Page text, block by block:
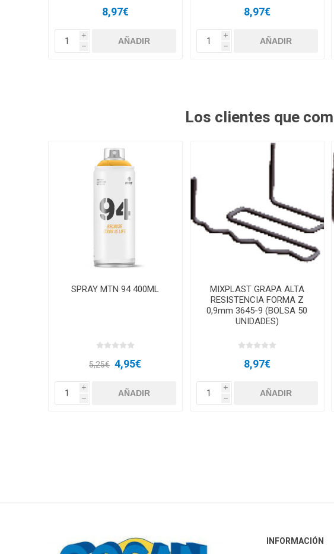
8,97€
i
h
8,97€
i
h
Los clientes que
SPRAY MTN 94 400ML
5,25€ 4,95€
i
h
MIXPLAST GRAPA ALTA
RESISTENCIA FORMA Z
0,9mm 3645-9 (BOLSA 50
UNIDADES)
8,97€
i
h
INFORMACIÓN